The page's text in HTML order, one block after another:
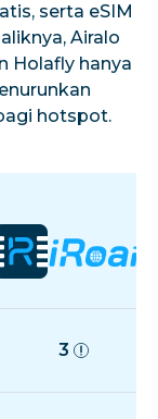
serta eSIM
Airalo
Holafly hanya
hotspot.
3